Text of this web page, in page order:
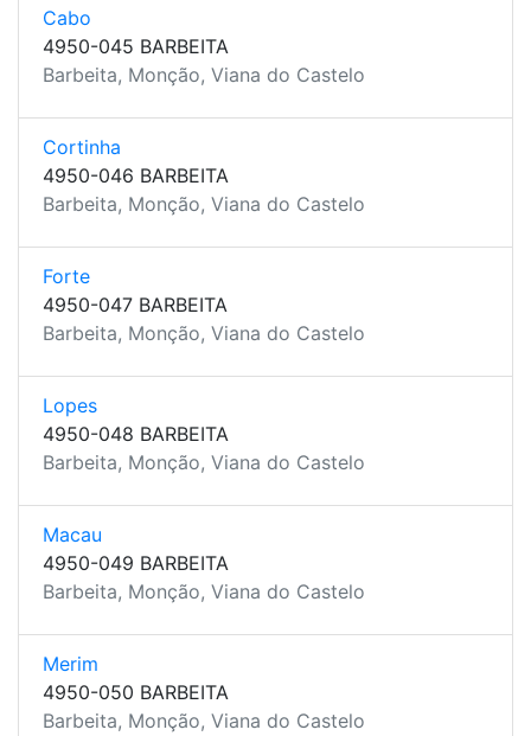
Cabo
4950-045 BARBEITA
Barbeita, Monção, Viana do Castelo
Cortinha
4950-046 BARBEITA
Barbeita, Monção, Viana do Castelo
Forte
4950-047 BARBEITA
Barbeita, Monção, Viana do Castelo
Lopes
4950-048 BARBEITA
Barbeita, Monção, Viana do Castelo
Macau
4950-049 BARBEITA
Barbeita, Monção, Viana do Castelo
Merim
4950-050 BARBEITA
Barbeita, Monção, Viana do Castelo